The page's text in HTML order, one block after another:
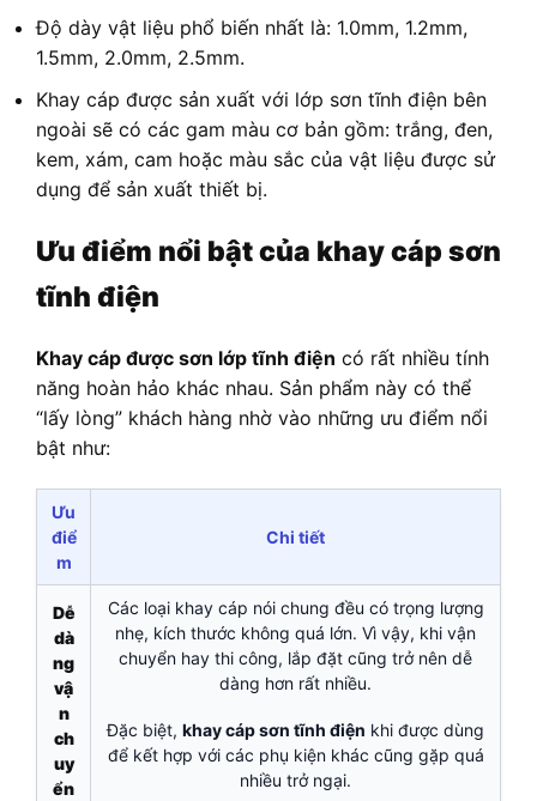
Độ dày vật liệu phổ biến nhất là: 1.0mm, 1.2mm,
1.5mm, 2.0mm, 2.5mm.
Khay cáp được sản xuất với lớp sơn tĩnh điện bên
ngoài sẽ có các gam màu cơ bản gồm: trắng, đen,
kem, xám, cam hoặc màu sắc của vật liệu được sử
dụng để sản xuất thiết bị.
Ưu điểm nổi bật của khay cáp sơn
tĩnh điện
Khay cáp được sơn lớp tĩnh điện có rất nhiều tính
năng hoàn hảo khác nhau. Sản phẩm này có thể
“lấy lòng” khách hàng nhờ vào những ưu điểm nổi
bật như:
Ưu
điể
m
Chi tiết
Dễ
dà
ng
vậ
n
ch
uy
ển
Các loại khay cáp nói chung đều có trọng lượng
nhẹ, kích thước không quá lớn. Vì vậy, khi vận
chuyển hay thi công, lắp đặt cũng trở nên dễ
dàng hơn rất nhiều.
Đặc biệt, khay cáp sơn tĩnh điện khi được dùng
để kết hợp với các phụ kiện khác cũng gặp quá
nhiều trở ngại.